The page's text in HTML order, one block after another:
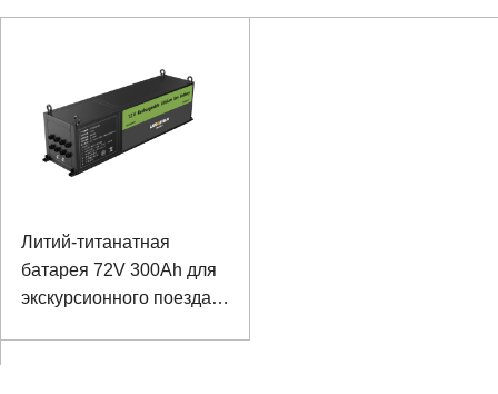
Литий-титанатная
батарея 72V 300Ah для
экскурсионного поезда с